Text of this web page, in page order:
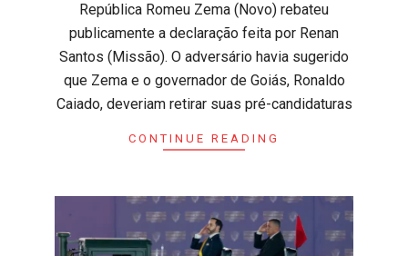
República Romeu Zema (Novo) rebateu
publicamente a declaração feita por Renan
Santos (Missão). O adversário havia sugerido
que Zema e o governador de Goiás, Ronaldo
Caiado, deveriam retirar suas pré-candidaturas
CONTINUE READING